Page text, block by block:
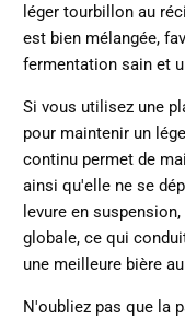
léger tourbillon au
est bien mélangée,
fermentation sain et
Si vous utilisez une
pour maintenir un
continu permet de
ainsi qu'elle ne se
levure en
globale, ce qui
une meilleure bière
N'oubliez pas que la